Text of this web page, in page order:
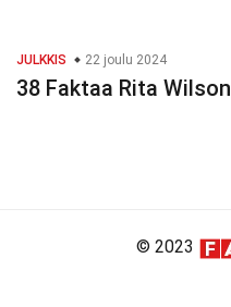
JULKKIS 22 joulu 2024
38 Faktaa Rita Wilson
© 2023